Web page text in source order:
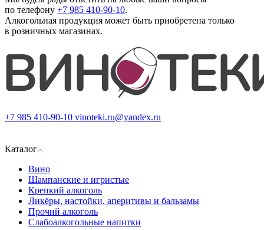
по телефону +7 985 410-90-10.
Алкогольная продукция может быть приобретена только
в розничных магазинах.
+7 985 410-90-10 vinoteki.ru@yandex.ru
Каталог
Вино
Шампанские и игристые
Крепкий алкоголь
Ликёры, настойки, аперитивы и бальзамы
Прочий алкоголь
Слабоалкогольные напитки